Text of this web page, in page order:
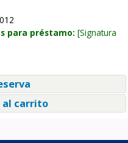
para préstamo: Signatura
carrito